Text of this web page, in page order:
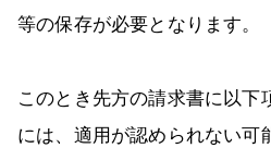
等の保存が必要となります。
このとき先方の請求書に以下
には、適用が認められない可